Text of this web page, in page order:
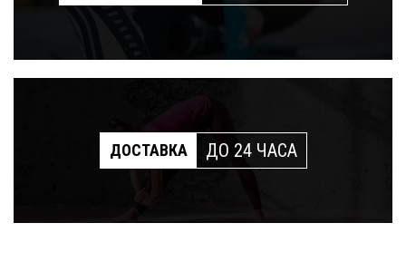
ДОСТАВКА ДО 24 ЧАСА